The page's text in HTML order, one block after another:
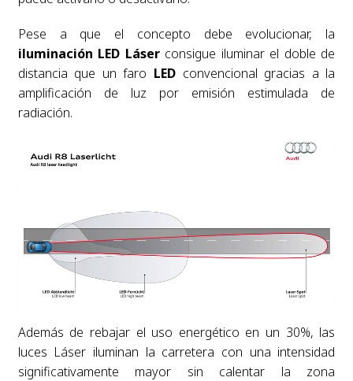
Pese a que el concepto debe evolucionar, la
iluminación LED Láserconsigue iluminar el doble de
distancia que un faro LED convencional gracias a la
amplificación de luz por emisión estimulada de
radiación.
Además de rebajar el uso energético en un 30%, las
luces Láser iluminan la carretera con una intensidad
significativamente mayor sin calentar la zona